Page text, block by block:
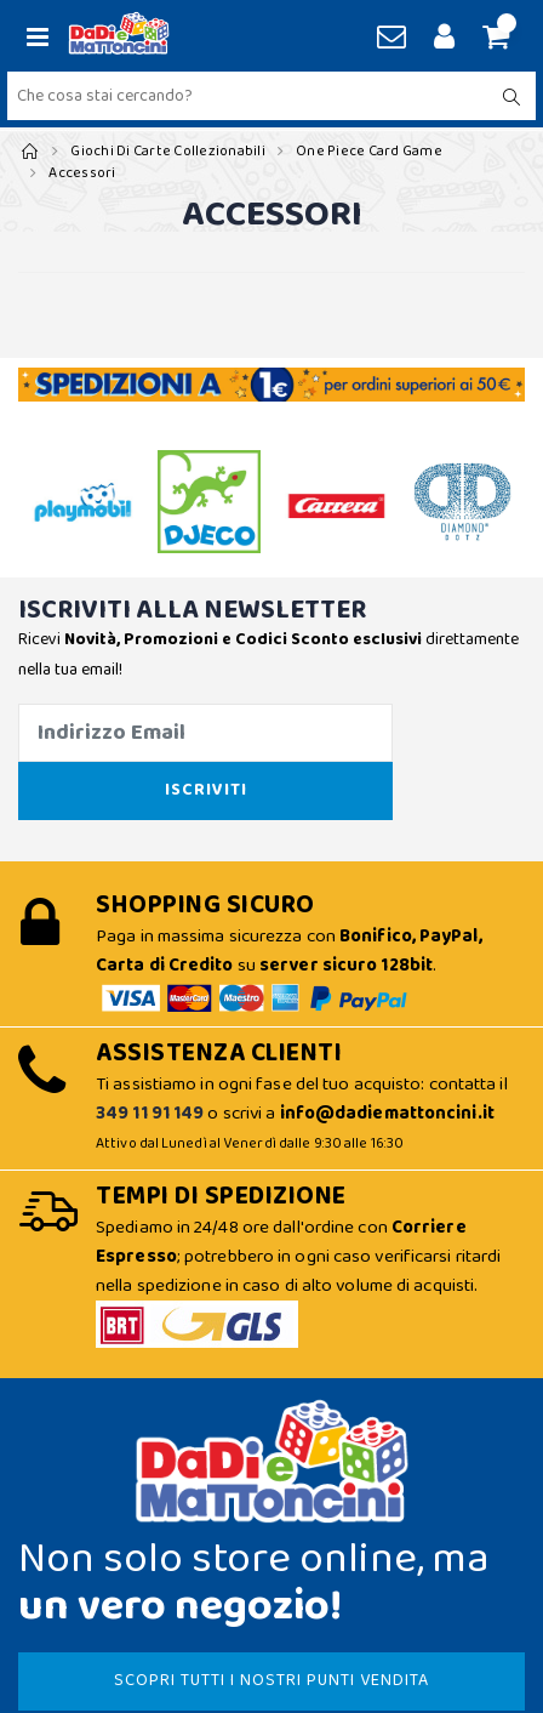
Giochi Di Carte Collezionabili
One Piece Card Game
Accessori
ACCESSORI
ISCRIVITI ALLA NEWSLETTER
Ricevi Novità, Promozioni e Codici Sconto esclusividirettamente
nella tua email!
SHOPPING SICURO
Paga in massima sicurezza con Bonifico, PayPal,
Carta di Creditosu server sicuro 128bit.
ASSISTENZA CLIENTI
Ti assistiamo in ogni fase del tuo acquisto: contatta il
349 11 91 149o scrivi a info@dadiemattoncini.it
Attivo dal Lunedì al Venerdì dalle 9:30 alle 16:30
TEMPI DI SPEDIZIONE
Spediamo in 24/48 ore dall'ordine con Corriere
Espresso; potrebbero in ogni caso verificarsi ritardi
nella spedizione in caso di alto volume di acquisti.
Non solo store online, ma
un vero negozio!
SCOPRI TUTTI I NOSTRI PUNTI VENDITA